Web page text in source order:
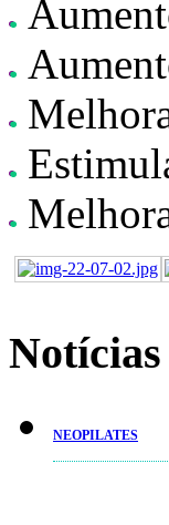
Notícias
NEOPILATES